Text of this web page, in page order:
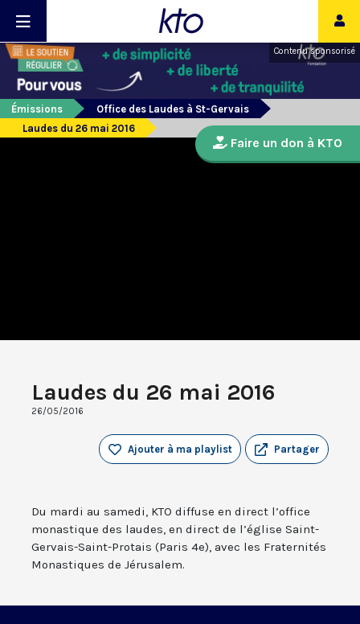
Contenu sponsorisé
Émissions
Office des Laudes à St-Gervais
Laudes du 26 mai 2016
Laudes du 26 mai 2016
26/05/2016
Partager
Ajouter à ma playlist
Du mardi au samedi, KTO diffuse en direct l’office
monastique des laudes, en direct de l’église Saint-
Gervais-Saint-Protais (Paris 4e), avec les Fraternités
Monastiques de Jérusalem.
Faire un don à KTO